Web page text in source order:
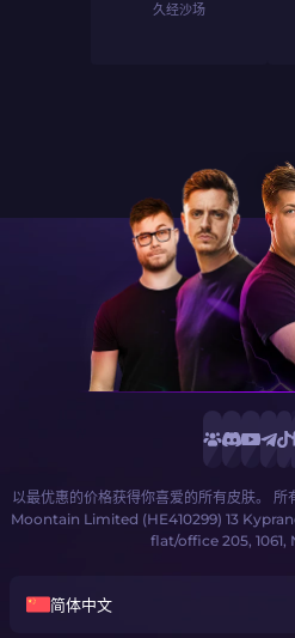
久经沙场
以最优惠的价格获得你喜爱的所有皮肤。
Moontain Limited (HE410299) 13
flat/office 205, 1061,
简体中文